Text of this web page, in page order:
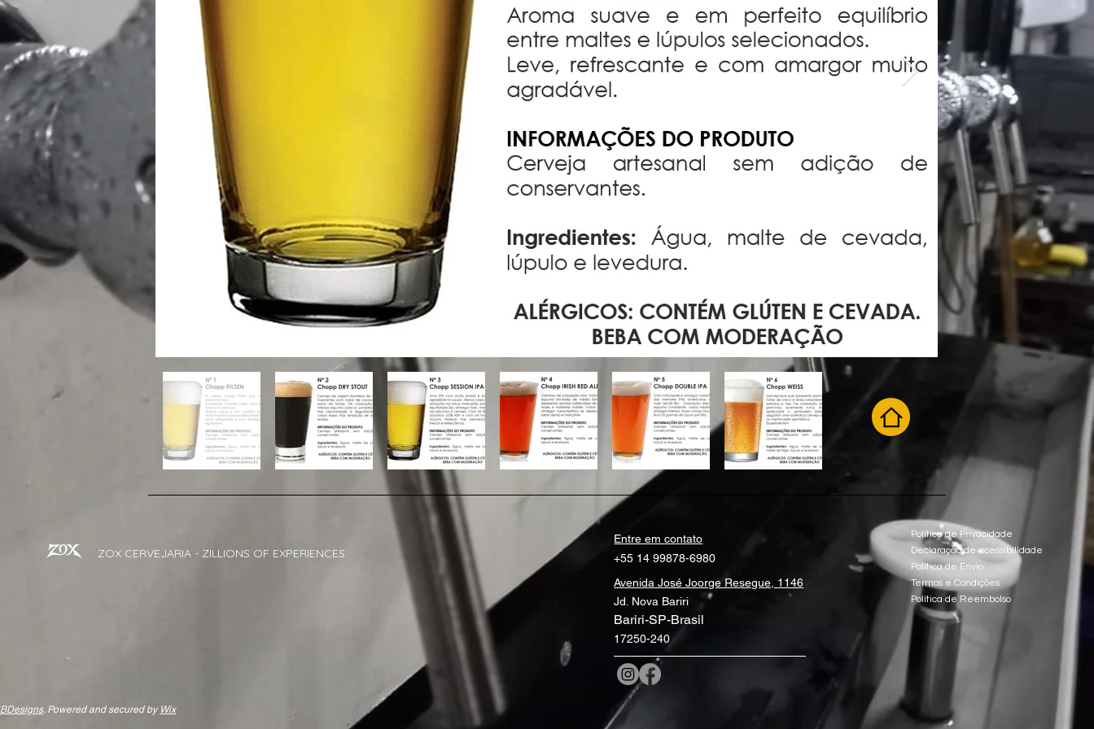
ZOX CERVEJARIA - ZILLIONS OF EXPERIENCES
Entre em contato
+55 14 99878-6980
Avenida José Joorge Resegue, 1146
Jd. Nova Bariri
Bariri-SP-Brasil
17250-240
Política de Privacidade
Declaração de acessibilidade
Política de Envio
Termos e Condições
Política de Reembolso
. Powered and secured by Wix